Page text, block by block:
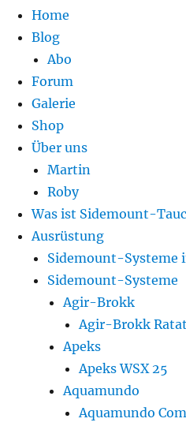
Home
Blog
Abo
Forum
Galerie
Shop
Über uns
Martin
Roby
Was ist Sidemount-
Ausrüstung
Sidemount-Systeme
Sidemount-Systeme
Agir-Brokk
Agir-Brokk
Apeks
Apeks WSX 25
Aquamundo
Aquamundo